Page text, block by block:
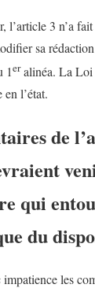
l’article 3 n’a fait
sa
1eralinéa. La Loi
l’état.
de
qui
du
les